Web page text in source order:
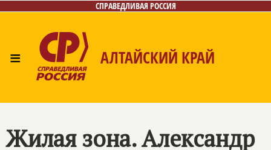
СПРАВЕДЛИВАЯ РОССИЯ
≡ АЛТАЙСКИЙ КРАЙ
Контакты
Жилая зона. Александр